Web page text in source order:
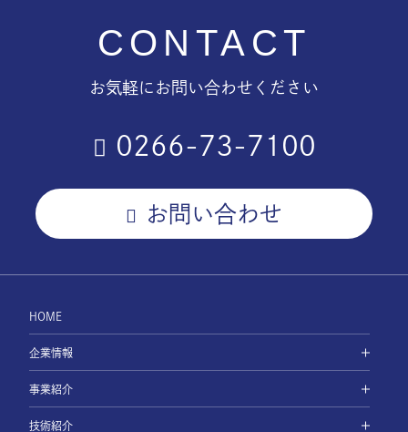
CONTACT
お気軽にお問い合わせください
0266-73-7100
お問い合わせ
HOME
企業情報
事業紹介
技術紹介